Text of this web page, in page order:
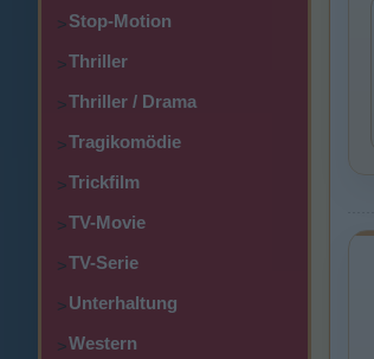
>Stop-Motion
>Thriller
>Thriller / Drama
>Tragikomödie
>Trickfilm
>TV-Movie
>TV-Serie
>Unterhaltung
>Western